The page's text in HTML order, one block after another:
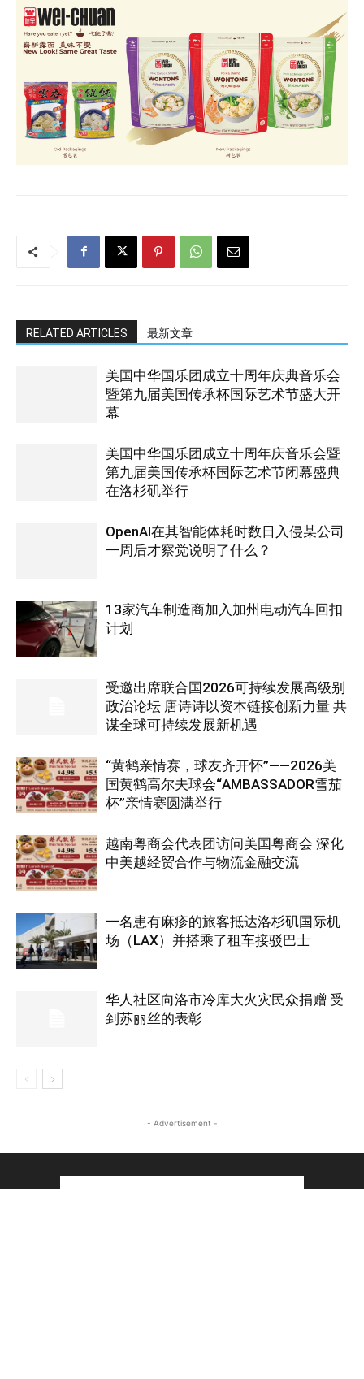
RELATED ARTICLES 最新文章
美国中华国乐团成立十周年庆典音乐会
暨第九届美国传承杯国际艺术节盛大开
幕
美国中华国乐团成立十周年庆音乐会暨
第九届美国传承杯国际艺术节闭幕盛典
在洛杉矶举行
OpenAI在其智能体耗时数日入侵某公司
一周后才察觉说明了什么？
13家汽车制造商加入加州电动汽车回扣
计划
受邀出席联合国2026可持续发展高级别
政治论坛 唐诗诗以资本链接创新力量 共
谋全球可持续发展新机遇
“黄鹤亲情赛，球友齐开怀”——2026美
国黄鹤高尔夫球会“AMBASSADOR雪茄
杯”亲情赛圆满举行
越南粤商会代表团访问美国粤商会 深化
中美越经贸合作与物流金融交流
一名患有麻疹的旅客抵达洛杉矶国际机
场（LAX）并搭乘了租车接驳巴士
华人社区向洛市冷库大火灾民众捐赠 受
到苏丽丝的表彰
- Advertisement -